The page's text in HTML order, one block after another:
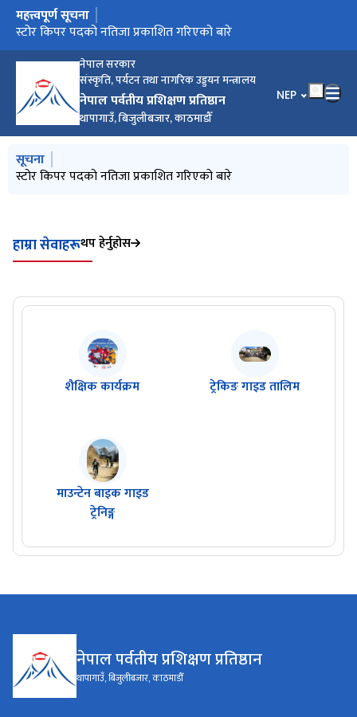
नेपाल सरकार
संस्कृति, पर्यटन तथा नागरिक उड्डयन मन्त्रालय
नेपाल पर्वतीय प्रशिक्षण प्रतिष्ठान
थापागाउँ, बिजुलीबजार, काठमाडौँ
भाषा चयन गर्नुहोस्
NEP
मुख्य नेभिगेसनमा जानुहोस्
महत्त्वपूर्ण सूचना
बोलपत्र आह्वान सूचना NPP-NCB-02/082/83
स्टोर किपर पदको नतिजा प्रकाशित गरिएको बारे
मुख्य नेभिगेसनमा जानुहोस्
सूचना
स्टोर किपर पदको नतिजा प्रकाशित गरिएको बारे
हाम्रा सेवाहरूथप हेर्नुहोस
शैक्षिक कार्यक्रम ट्रेकिङ गाइड तालिम
माउन्टेन बाइक गाइड
ट्रेनिङ्ग
नेपाल पर्वतीय प्रशिक्षण प्रतिष्ठान
थापागाउँ, बिजुलीबजार, काठमाडौँ